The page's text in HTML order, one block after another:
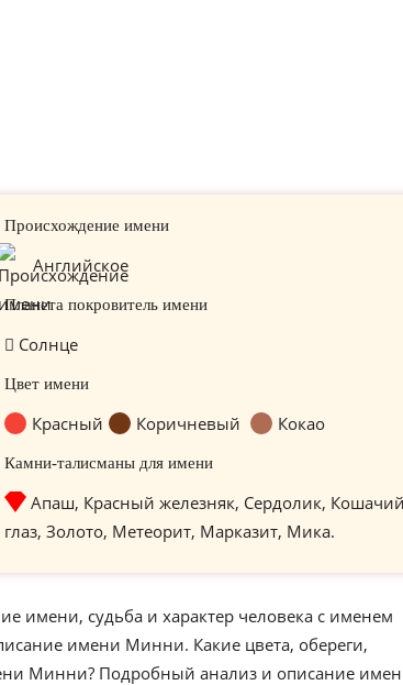
Происхождение имени
Английское
Планета покровитель имени
Солнце
Цвет имени
Красный Коричневый Кокао
Камни-талисманы для имени
Апаш, Красный железняк, Сердолик,
глаз, Золото, Метеорит, Марказит, Мика.
имени, судьба и характер человека с именем
имени Минни. Какие цвета, обереги,
Минни? Подробный анализ и описание